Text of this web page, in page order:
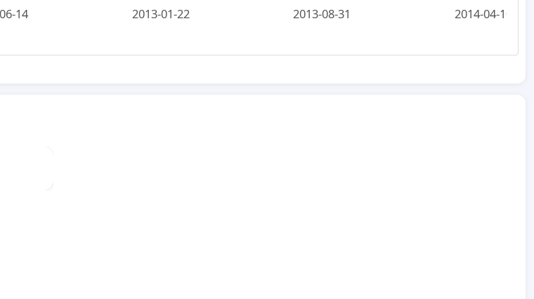
14 2013-01-22 2013-08-31 2014-04-10